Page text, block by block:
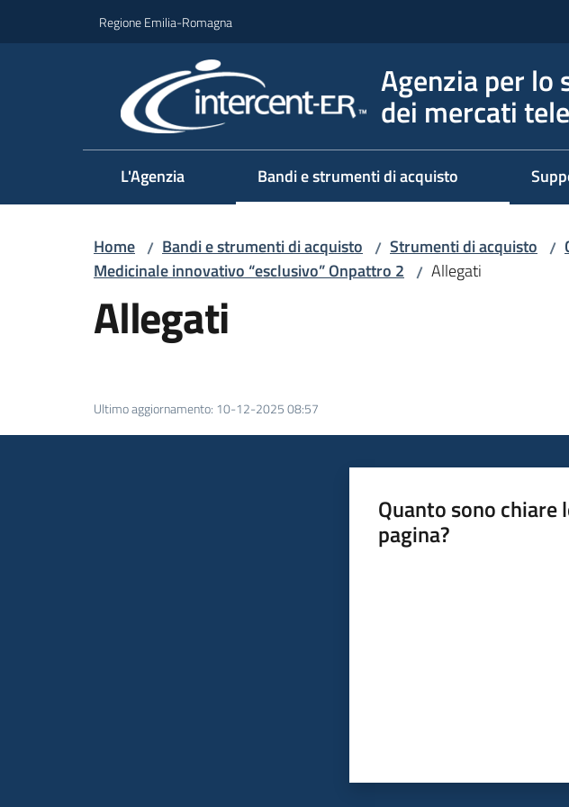
Regione Emilia-Romagna
Agenzia per lo
dei mercati
L'Agenzia Bandi e strumenti di acquisto
Home / Bandi e strumenti di acquisto / Strumenti di acquisto /
Medicinale innovativo “esclusivo” Onpattro 2 / Allegati
Allegati
Ultimo aggiornamento: 10-12-2025 08:57
Quanto sono
pagina?